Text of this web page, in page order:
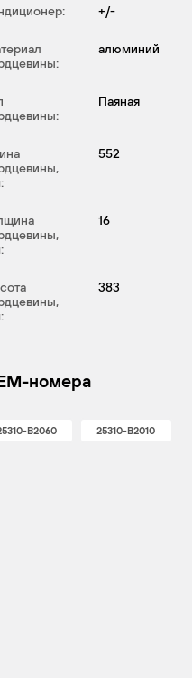
+/-
алюминий
Паяная
552
16
383
номера
B2060 25310-B2010